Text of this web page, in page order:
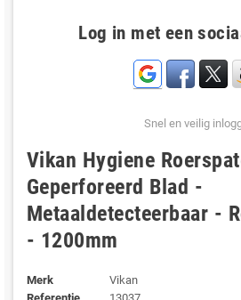
Log in met een
Snel en veilig
Vikan Hygiene
Geperforeerd Blad -
Metaaldetecteerbaar -
- 1200mm
Merk
Vikan